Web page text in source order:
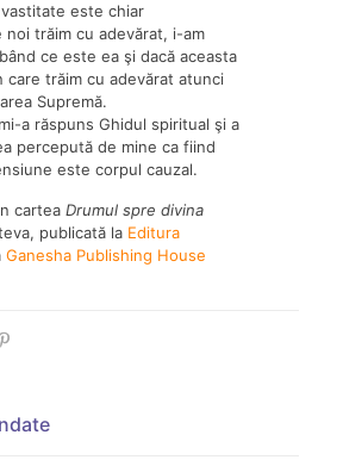
este chiar
noi trăim cu adevărat, i-am
ce este ea şi dacă aceasta
care trăim cu adevărat atunci
Supremă.
a răspuns Ghidul spiritual şi a
percepută de mine ca fiind
este corpul cauzal.
cartea Drumul spre divina
publicată la Editura
Ganesha Publishing House